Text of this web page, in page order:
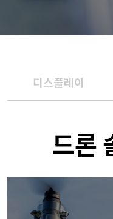
디스플레이
드론